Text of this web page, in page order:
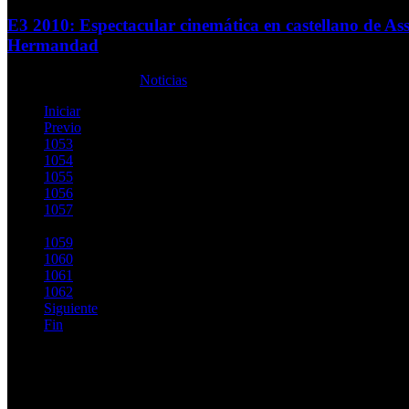
E3 2010: Espectacular cinemática en castellano de
Hermandad
Noticias
Iniciar
Previo
1053
1054
1055
1056
1057
1059
1060
1061
1062
Siguiente
Fin